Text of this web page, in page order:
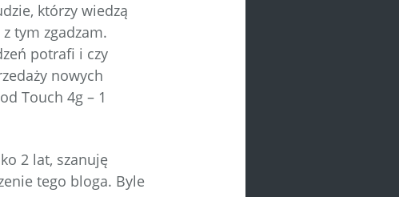
którzy wiedzą
tym zgadzam.
potrafi i czy
nowych
Touch 4g – 1
2 lat, szanuję
tego bloga. Byle